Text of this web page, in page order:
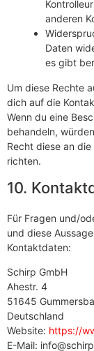
anderen
Daten
es gibt
Um diese Rechte
dich auf die
Wenn du eine
behandeln,
Recht diese an
richten.
10.
Für Fragen und/
und diese
Kontaktdaten:
Schirp GmbH
Ahestr. 4
51645
Deutschland
Website: https://
E-Mail: info@